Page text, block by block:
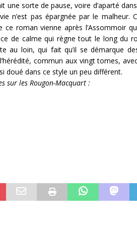
une sorte de pause, voire d’aparté
n’est pas épargnée par le malheur.
ce roman vienne après l’Assommoir
de calme qui règne tout le long du
au loin, qui fait qu’il se démarque
commun aux vingt tomes,
doué dans ce style un peu différent.
sur les Rougon-Macquart :